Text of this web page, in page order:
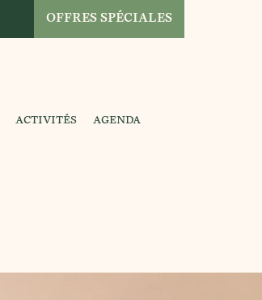
OFFRES SPÉCIALES
ACTIVITÉS AGENDA